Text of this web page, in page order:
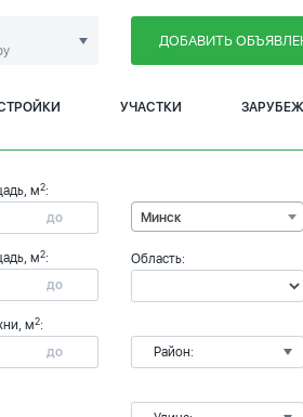
ДОБАВИТЬ
УЧАСТКИ
м2:
м2:
м2:
Минск
Область:
Район: